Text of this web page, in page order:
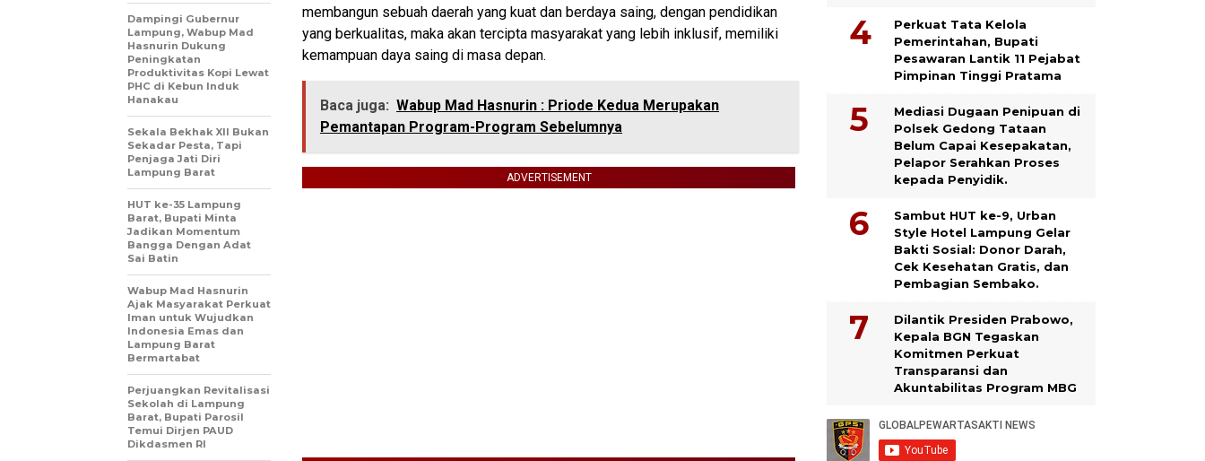
membangun sebuah daerah yang kuat dan berdaya saing, dengan pendidikan
yang berkualitas, maka akan tercipta masyarakat yang lebih inklusif, memiliki
kemampuan daya saing di masa depan.
Baca juga: Wabup Mad Hasnurin : Priode Kedua Merupakan
Pemantapan Program-Program Sebelumnya
ADVERTISEMENT
Dampingi Gubernur
Lampung, Wabup Mad
Hasnurin Dukung
Peningkatan
Produktivitas Kopi Lewat
PHC di Kebun Induk
Hanakau
Sekala Bekhak XII Bukan
Sekadar Pesta, Tapi
Penjaga Jati Diri
Lampung Barat
HUT ke-35 Lampung
Barat, Bupati Minta
Jadikan Momentum
Bangga Dengan Adat
Sai Batin
Wabup Mad Hasnurin
Ajak Masyarakat Perkuat
Iman untuk Wujudkan
Indonesia Emas dan
Lampung Barat
Bermartabat
Perjuangkan Revitalisasi
Sekolah di Lampung
Barat, Bupati Parosil
Temui Dirjen PAUD
Dikdasmen RI
Perkuat Tata Kelola
Pemerintahan, Bupati
Pesawaran Lantik 11 Pejabat
Pimpinan Tinggi Pratama
Mediasi Dugaan Penipuan di
Polsek Gedong Tataan
Belum Capai Kesepakatan,
Pelapor Serahkan Proses
kepada Penyidik.
Sambut HUT ke-9, Urban
Style Hotel Lampung Gelar
Bakti Sosial: Donor Darah,
Cek Kesehatan Gratis, dan
Pembagian Sembako.
Dilantik Presiden Prabowo,
Kepala BGN Tegaskan
Komitmen Perkuat
Transparansi dan
Akuntabilitas Program MBG